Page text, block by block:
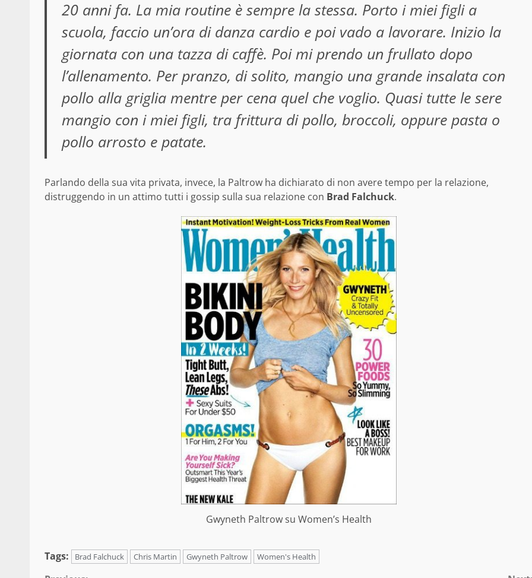
20 anni fa. La mia routine è sempre la stessa. Porto i miei figli a
scuola, faccio un’ora di danza cardio e poi vado a lavorare. Inizio la
giornata con una tazza di caffè. Poi mi prendo un frullato dopo
l’allenamento. Per pranzo, di solito, mangio una grande insalata con
pollo alla griglia mentre per cena quel che voglio. Quasi tutte le sere
mangio con i miei figli, tra frittura di pollo, broccoli, oppure pasta o
pollo arrosto e patate.
Parlando della sua vita privata, invece, la Paltrow ha dichiarato di non avere tempo per la relazione,
distruggendo in un attimo tutti i gossip sulla sua relazione con Brad Falchuck.
Gwyneth Paltrow su Women’s Health
Tags: Brad Falchuck Chris Martin Gwyneth Paltrow Women's Health